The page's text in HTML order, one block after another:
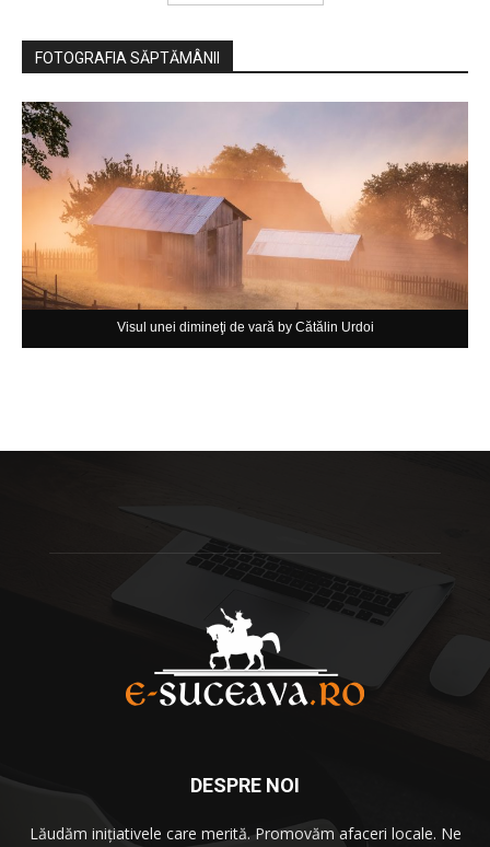
FOTOGRAFIA SĂPTĂMÂNII
Visul unei dimineţi de vară by Cătălin Urdoi
DESPRE NOI
Lăudăm iniţiativele care merită. Promovăm afaceri locale. Ne